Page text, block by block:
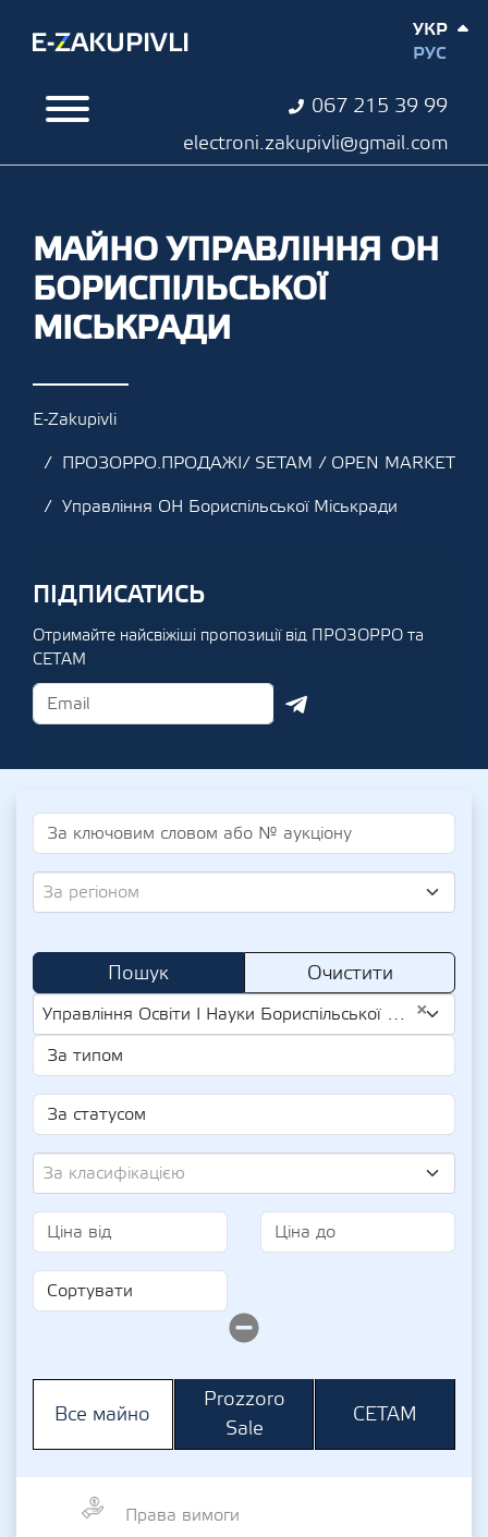
067 215 39 99
electroni.zakupivli@gmail.com
УКР
РУС
МАЙНО УПРАВЛІННЯ ОН
БОРИСПІЛЬСЬКОЇ
МІСЬКРАДИ
E-Zakupivli
ПРОЗОРРО.ПРОДАЖІ/ SETAM / OPEN MARKET
Управління ОН Бориспільської Міськради
ПІДПИСАТИСЬ
Отримайте найсвіжіші пропозиції від ПРОЗОРРО та
СЕТАМ
За регіоном
Пошук Очистити
×
Управління Освіти І Науки Бориспільської Міської Ради (UA-EDR 05408355)
За класифікацією
Все майно
Prozzoro
Sale
СЕТАМ
Права вимоги